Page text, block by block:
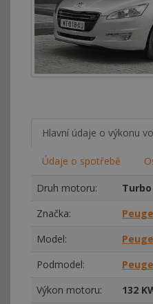
Hlavní údaje o výkonu
Údaje o spotřebě
Druh motoru:
Značka:
Model:
Podmodel:
Výkon motoru:
132